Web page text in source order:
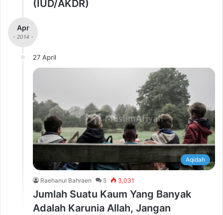
(IUD/AKDR)
Apr
- 2014 -
27 April
Aqidah
Raehanul Bahraen 5 3,031
Jumlah Suatu Kaum Yang Banyak
Adalah Karunia Allah, Jangan